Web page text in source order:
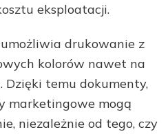
eksploatacji.
drukowanie z
kolorów nawet na
Dzięki temu dokumenty,
marketingowe mogą
niezależnie od tego, czy